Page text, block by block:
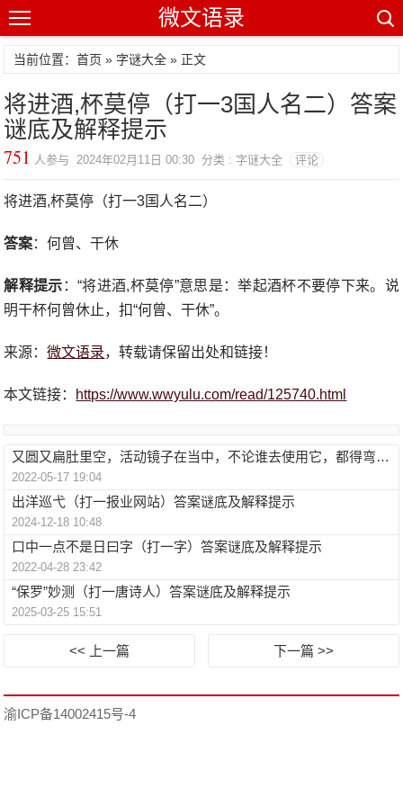
微文语录
当前位置：首页 » 字谜大全 » 正文
将进酒,杯莫停（打一3国人名二）答案
谜底及解释提示
751 人参与 2024年02月11日 00:30 分类 : 字谜大全 评论
将进酒,杯莫停（打一3国人名二）
答案：何曾、干休
解释提示 ：“将进酒,杯莫停”意思是：举起酒杯不要停下来。说
明干杯何曾休止，扣“何曾、干休”。
来源：微文语录，转载请保留出处和链接！
本文链接： https://www.wwyulu.com/read/125740.html
又圆又扁肚里空，活动镜子在当中，不论谁去使用它，都得弯腰鞠鞠躬（打一生活物）答案谜底及解释提示
2022-05-17 19:04
出洋巡弋（打一报业网站）答案谜底及解释提示
2024-12-18 10:48
口中一点不是日曰字（打一字）答案谜底及解释提示
2022-04-28 23:42
“保罗”妙测（打一唐诗人）答案谜底及解释提示
2025-03-25 15:51
<< 上一篇 下一篇 >>
渝ICP备14002415号-4